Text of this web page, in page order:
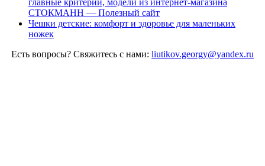
главные критерии, модели из интернет-магазина
СТОКМАНН — Полезный сайт
Чешки детские: комфорт и здоровье для маленьких
ножек
Есть вопросы? Свяжитесь с нами: liutikov.georgy@yandex.ru